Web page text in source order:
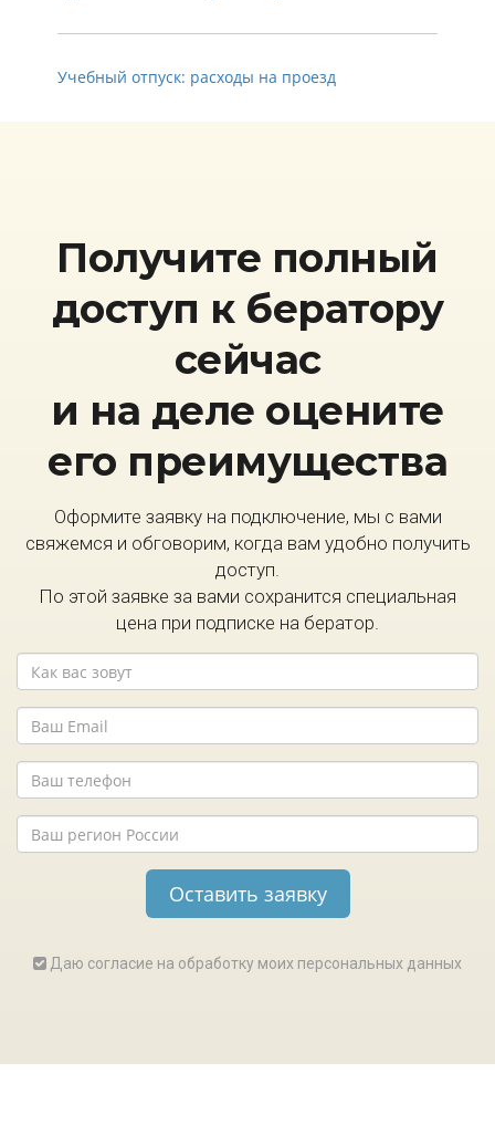
Учебный отпуск: расходы на проезд
Получите полный
доступ к бератору
сейчас
и на деле оцените
его преимущества
Оформите заявку на подключение, мы с вами
свяжемся и обговорим, когда вам удобно получить
доступ.
По этой заявке за вами сохранится специальная
цена при подписке на бератор.
Даю согласие на обработку моих персональных данных